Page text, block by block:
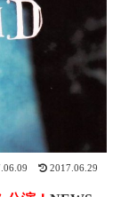
2017.06.29